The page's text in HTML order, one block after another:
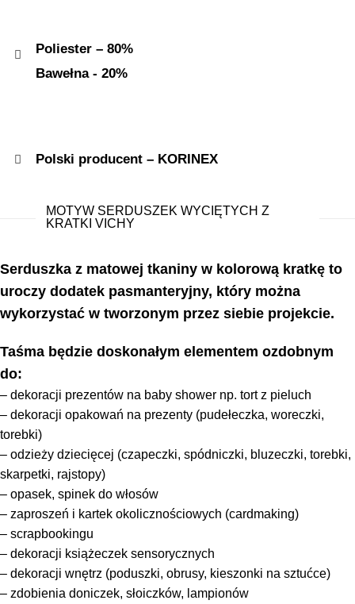
Poliester – 80%
Bawełna - 20%
Polski producent – KORINEX
MOTYW SERDUSZEK WYCIĘTYCH Z
KRATKI VICHY
Serduszka z matowej tkaniny w kolorową kratkę to
uroczy dodatek pasmanteryjny, który można
wykorzystać w tworzonym przez siebie projekcie.
Taśma będzie doskonałym elementem ozdobnym
do:
– dekoracji prezentów na baby shower np. tort z pieluch
– dekoracji opakowań na prezenty (pudełeczka, woreczki,
torebki)
– odzieży dziecięcej (czapeczki, spódniczki, bluzeczki, torebki,
skarpetki, rajstopy)
– opasek, spinek do włosów
– zaproszeń i kartek okolicznościowych (cardmaking)
– scrapbookingu
– dekoracji książeczek sensorycznych
– dekoracji wnętrz (poduszki, obrusy, kieszonki na sztućce)
– zdobienia doniczek, słoiczków, lampionów